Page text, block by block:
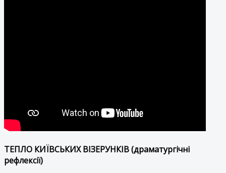
ТЕПЛО КИЇВСЬКИХ ВІЗЕРУНКІВ (драматургічні
рефлексії)